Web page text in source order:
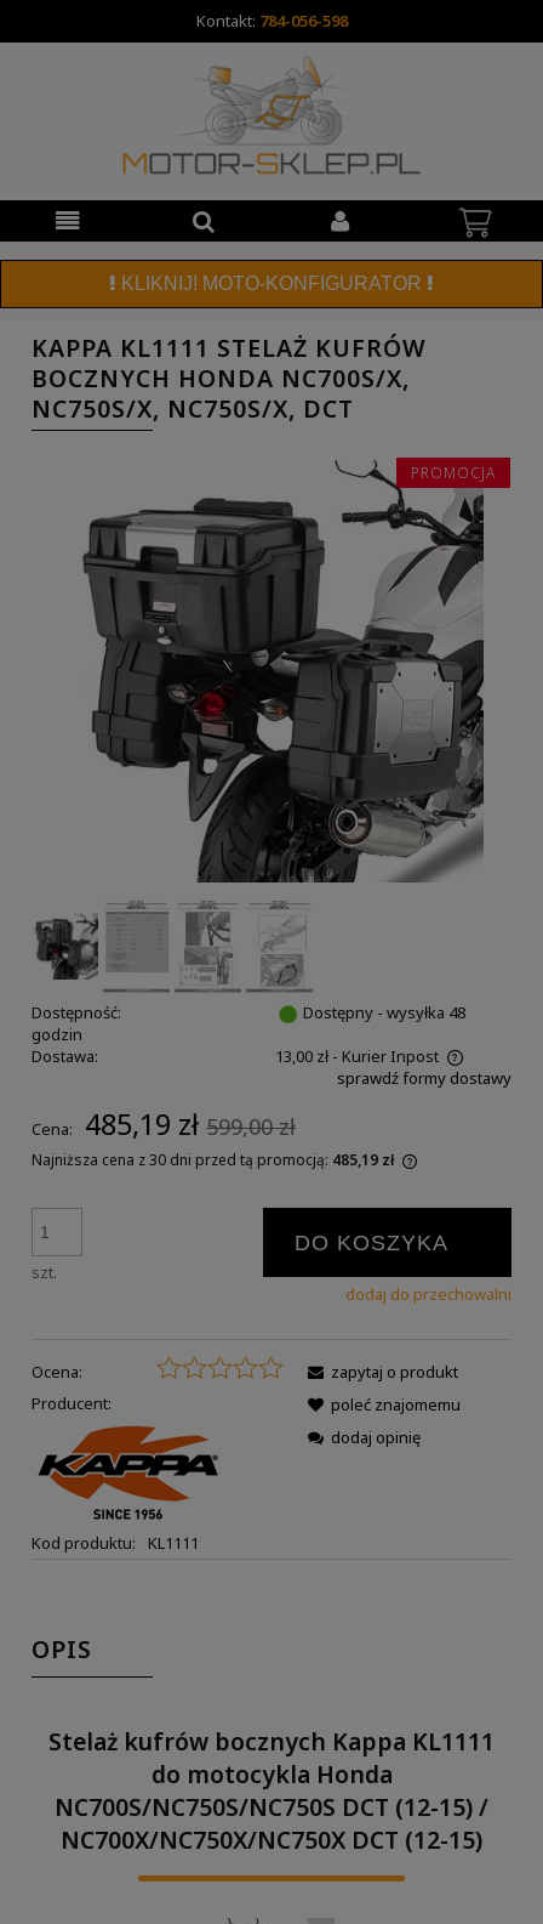
Kontakt: 784-056-598
KLIKNIJ! MOTO-KONFIGURATOR
KAPPA KL1111 STELAŻ KUFRÓW
BOCZNYCH HONDA NC700S/X,
NC750S/X, NC750S/X, DCT
PROMOCJA
Dostępność:
Dostępny - wysyłka 48
godzin
Dostawa:
13,00 zł - Kurier Inpost
sprawdź formy dostawy
Cena: 485,19 zł 599,00 zł
Najniższa cena z 30 dni przed tą promocją: 485,19 zł
szt.
DO KOSZYKA
dodaj do przechowalni
Ocena:
Producent:
Kod produktu: KL1111
zapytaj o produkt
poleć znajomemu
dodaj opinię
OPIS
Stelaż kufrów bocznych Kappa KL1111
do motocykla Honda
NC700S/NC750S/NC750S DCT (12-15) /
NC700X/NC750X/NC750X DCT (12-15)